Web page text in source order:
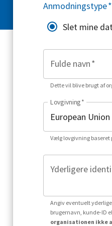
Anmodningstype*
Slet mine
Fulde navn*
Dette vil blive brugt af
Lovgivning*
Vælg lovgivning
Yderligere
Angiv eventuelt
brugernavn, kunde-ID
organisationen ikke